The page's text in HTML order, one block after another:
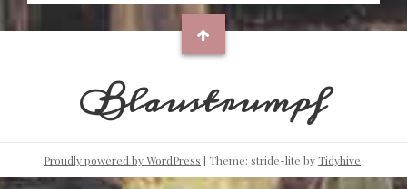
Blaustrumpf
Proudly powered by WordPress | Theme: stride-lite byTidyhive.